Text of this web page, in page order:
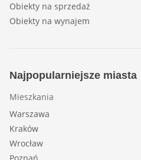
Obiekty na sprzedaż
Obiekty na wynajem
Najpopularniejsze miasta
Mieszkania
Warszawa
Kraków
Wrocław